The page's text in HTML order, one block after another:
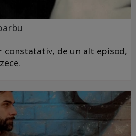
constatativ, de un alt episod,